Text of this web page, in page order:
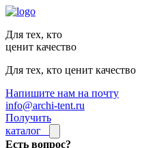
Для тех, кто
ценит качество
Для тех, кто ценит качество
Напишите нам на почту
info@archi-tent.ru
Получить
каталог
Есть вопрос?